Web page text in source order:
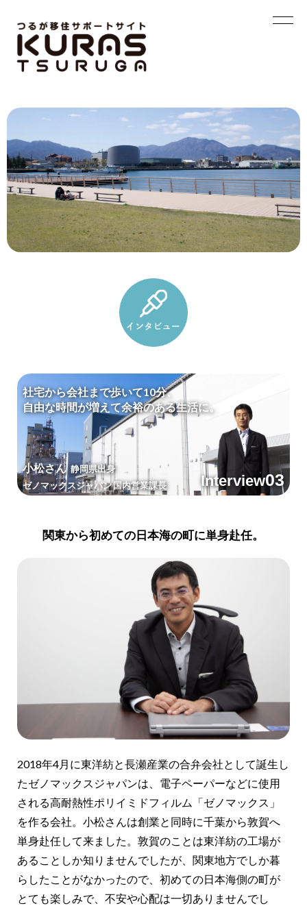
03
社宅から会社まで歩いて10分、
自由な時間が増えて余裕のある生活に。
小松さん静岡県出身
ゼノマックスジャパン 国内営業課長
関東から初めての日本海の町に単身赴任。
2018年4月に東洋紡と長瀬産業の合弁会社として誕生し
たゼノマックスジャパンは、電子ペーパーなどに使用
される高耐熱性ポリイミドフィルム「ゼノマックス」
を作る会社。小松さんは創業と同時に千葉から敦賀へ
単身赴任して来ました。敦賀のことは東洋紡の工場が
あることしか知りませんでしたが、関東地方でしか暮
らしたことがなかったので、初めての日本海側の町が
とても楽しみで、不安や心配は一切ありませんでし